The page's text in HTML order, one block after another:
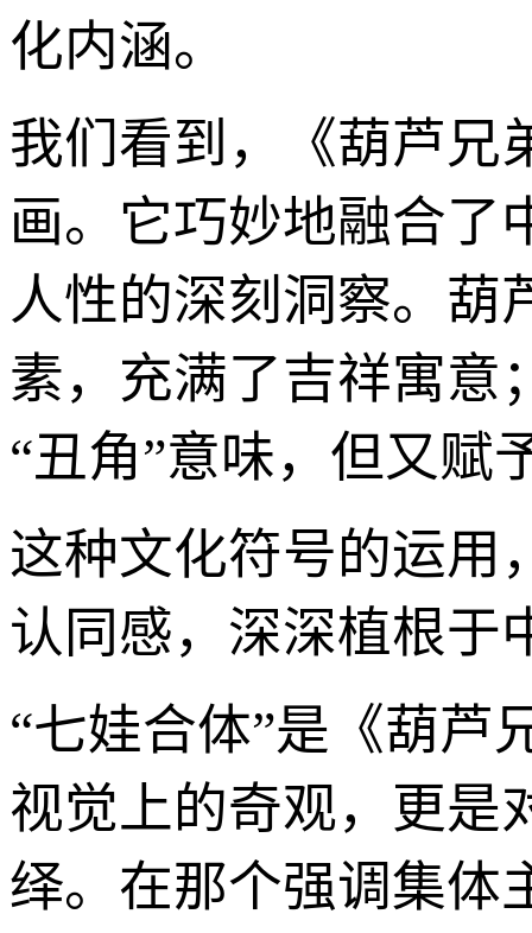
化内涵。
我们看到，《葫芦兄
画。它巧妙地融合了
人性的深刻洞察。葫
素，充满了吉祥寓意
“丑角”意味，但又赋
这种文化符号的运用
认同感，深深植根于
“七娃合体”是《葫芦
视觉上的奇观，更是
绎。在那个强调集体